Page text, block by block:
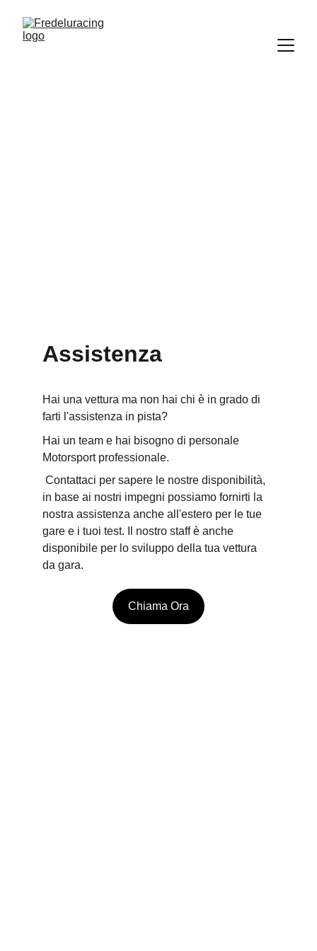
Assistenza
Hai una vettura ma non hai chi è in grado di
farti l'assistenza in pista?
Hai un team e hai bisogno di personale
Motorsport professionale.
in base ai nostri impegni possiamo fornirti la
nostra assistenza anche all'estero per le tue
gare e i tuoi test. Il nostro staff è anche
disponibile per lo sviluppo della tua vettura
da gara.
Chiama Ora